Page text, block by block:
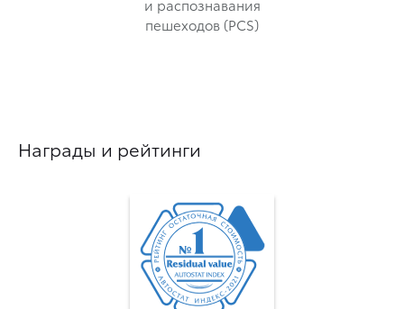
и распознавания
пешеходов (PCS)
Награды и рейтинги